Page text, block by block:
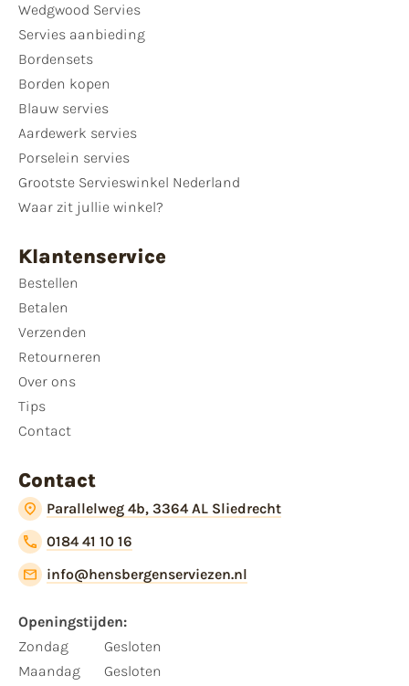
Wedgwood Servies
Servies aanbieding
Bordensets
Borden kopen
Blauw servies
Aardewerk servies
Porselein servies
Grootste Servieswinkel Nederland
Waar zit jullie winkel?
Klantenservice
Bestellen
Betalen
Verzenden
Retourneren
Over ons
Tips
Contact
Contact
Parallelweg 4b, 3364 AL Sliedrecht
0184 41 10 16
info@hensbergenserviezen.nl
Openingstijden:
Zondag
Maandag
Gesloten
Gesloten